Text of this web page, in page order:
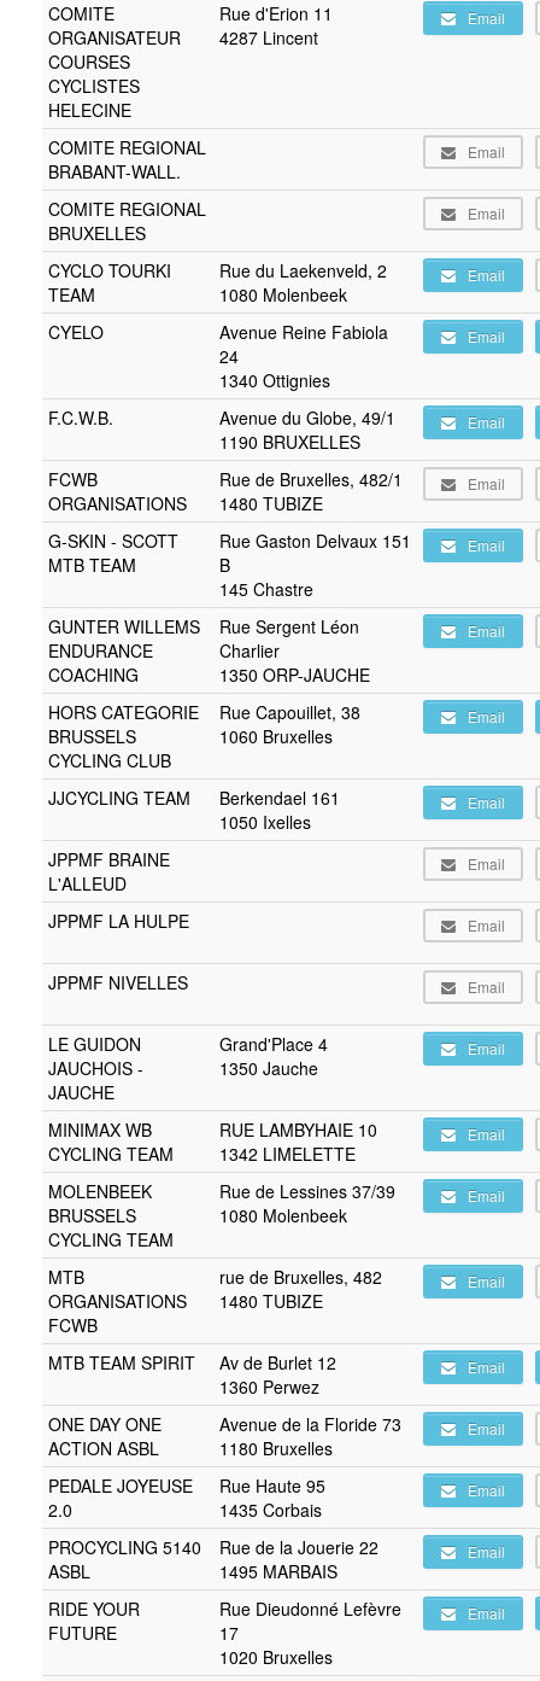
COMITE
ORGANISATEUR
COURSES
CYCLISTES
HELECINE
Rue d'Erion 11
4287 Lincent
Email
COMITE REGIONAL
BRABANT-WALL.
Email
COMITE REGIONAL
BRUXELLES
Email
CYCLO TOURKI
TEAM
Rue du Laekenveld, 2
1080 Molenbeek
Email
CYELO
Avenue Reine Fabiola
24
1340 Ottignies
Email
F.C.W.B.
Avenue du Globe, 49/1
1190 BRUXELLES
Email
FCWB
ORGANISATIONS
Rue de Bruxelles, 482/1
1480 TUBIZE
Email
G-SKIN - SCOTT
MTB TEAM
Rue Gaston Delvaux 151
B
145 Chastre
Email
GUNTER WILLEMS
ENDURANCE
COACHING
Rue Sergent Léon
Charlier
1350 ORP-JAUCHE
Email
HORS CATEGORIE
BRUSSELS
CYCLING CLUB
Rue Capouillet, 38
1060 Bruxelles
Email
JJCYCLING TEAM
Berkendael 161
1050 Ixelles
Email
JPPMF BRAINE
L'ALLEUD
Email
JPPMF LA HULPE Email
JPPMF NIVELLES Email
LE GUIDON
JAUCHOIS -
JAUCHE
Grand'Place 4
1350 Jauche
Email
MINIMAX WB
CYCLING TEAM
RUE LAMBYHAIE 10
1342 LIMELETTE
Email
MOLENBEEK
BRUSSELS
CYCLING TEAM
Rue de Lessines 37/39
1080 Molenbeek
Email
MTB
ORGANISATIONS
FCWB
rue de Bruxelles, 482
1480 TUBIZE
Email
MTB TEAM SPIRIT
Av de Burlet 12
1360 Perwez
Email
ONE DAY ONE
ACTION ASBL
Avenue de la Floride 73
1180 Bruxelles
Email
PEDALE JOYEUSE
2.0
Rue Haute 95
1435 Corbais
Email
PROCYCLING 5140
ASBL
Rue de la Jouerie 22
1495 MARBAIS
Email
RIDE YOUR
FUTURE
Rue Dieudonné Lefèvre
17
1020 Bruxelles
Email